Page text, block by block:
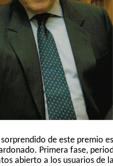
de este premio
Primera fase,
abierto a los usuarios de